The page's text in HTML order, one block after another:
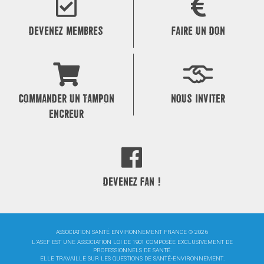
DEVENEZ MEMBRES FAIRE UN DON
COMMANDER UN TAMPON
ENCREUR
NOUS INVITER
DEVENEZ FAN !
ASSOCIATION SANTÉ ENVIRONNEMENT FRANCE © 2026
L'ASEF EST UNE ASSOCIATION LOI DE 1901 COMPOSÉE EXCLUSIVEMENT DE
PROFESSIONNELS DE SANTÉ.
ELLE TRAVAILLE SUR LES QUESTIONS DE SANTÉ-ENVIRONNEMENT.